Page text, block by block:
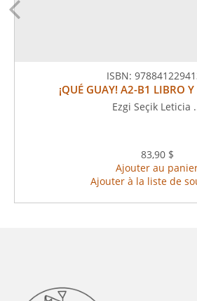
ISBN:
¡QUÉ GUAY! A2-B1 LIBRO
Ezgi Seçik Leticia
83,90 $
Ajouter au
Ajouter à la liste de